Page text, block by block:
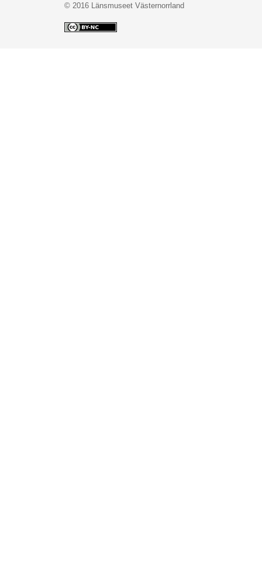
© 2016 Länsmuseet Västernorrland